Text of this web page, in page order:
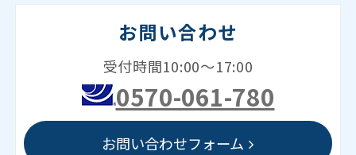
お問い合わせ
受付時間10:00～17:00
0570-061-780
お問い合わせフォーム